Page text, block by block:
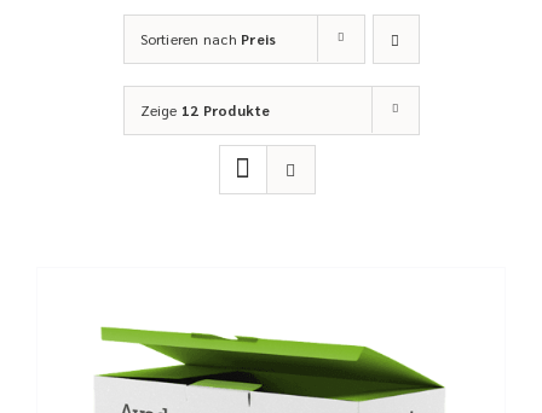
Sortieren nach Preis
Zeige 12 Produkte